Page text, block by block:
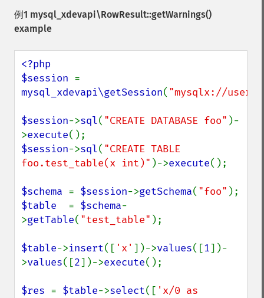
例1 mysql_xdevapi\RowResult::getWarnings()
example
<?php
$session
mysql_xdevapi\getSession( "mysqlx://
$session->sql( "CREATE DATABASE foo" )-
>execute
$session->sql( "CREATE TABLE
foo.test_table(x int)" )->execute();
$schema = $session->getSchema( "foo"
$table = $schema-
>getTable( "test_table" );
$table->insert([ 'x' ])->values([1])-
>values([2])->execute();
$res = $table->select([ 'x/0 as